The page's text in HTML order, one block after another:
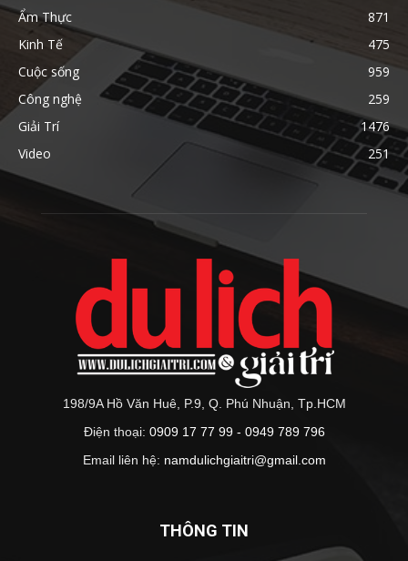
Ẩm Thực
871
Kinh Tế
475
Cuộc sống
959
Công nghệ
259
Giải Trí
1476
Video
251
198/9A Hồ Văn Huê, P.9, Q. Phú Nhuận, Tp.HCM
Điện thoại: 0909 17 77 99 - 0949 789 796
Email liên hệ: namdulichgiaitri@gmail.com
THÔNG TIN